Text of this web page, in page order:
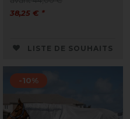
38,25 € *
LISTE DE SOUHAITS
-10%